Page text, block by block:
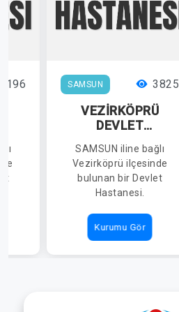
SAMSUN 3825
VEZİRKÖPRÜ
DEVLET
SAMSUN iline bağlı
Vezirköprü ilçesinde
bulunan bir Devlet
Hastanesi.
Kurumu Gör